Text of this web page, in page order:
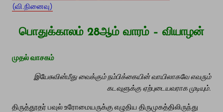
(வி.நினைவு)
பொதுக்காலம் 28ஆம் வாரம் – வியாழன்
முதல் வாசகம்
இயேசுவின்மீது வைக்கும் நம்பிக்கையின் வாயிலாகவே எவரும்
கடவுளுக்கு ஏற்புடையவராக முடியும்.
திருத்தூதர் பவுல் உரோமையருக்கு எழுதிய திருமுகத்திலிருந்து